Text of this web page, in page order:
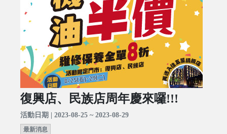
復興店、民族店周年慶來囉!!!
活動日期 | 2023-08-25 ~ 2023-08-29
最新消息